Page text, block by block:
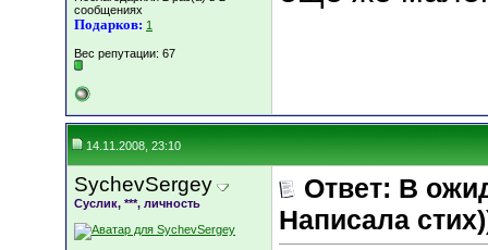
сообщениях
Подарков: 1
Вес репутации: 67
14.11.2008, 23:10
SychevSergey
Суслик, ***, личность
Ответ: В
Написала